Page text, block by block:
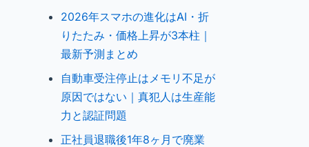
2026年スマホの進化はAI・折
りたたみ・価格上昇が3本柱｜
最新予測まとめ
自動車受注停止はメモリ不足が
原因ではない｜真犯人は生産能
力と認証問題
正社員退職後1年8ヶ月で廃業